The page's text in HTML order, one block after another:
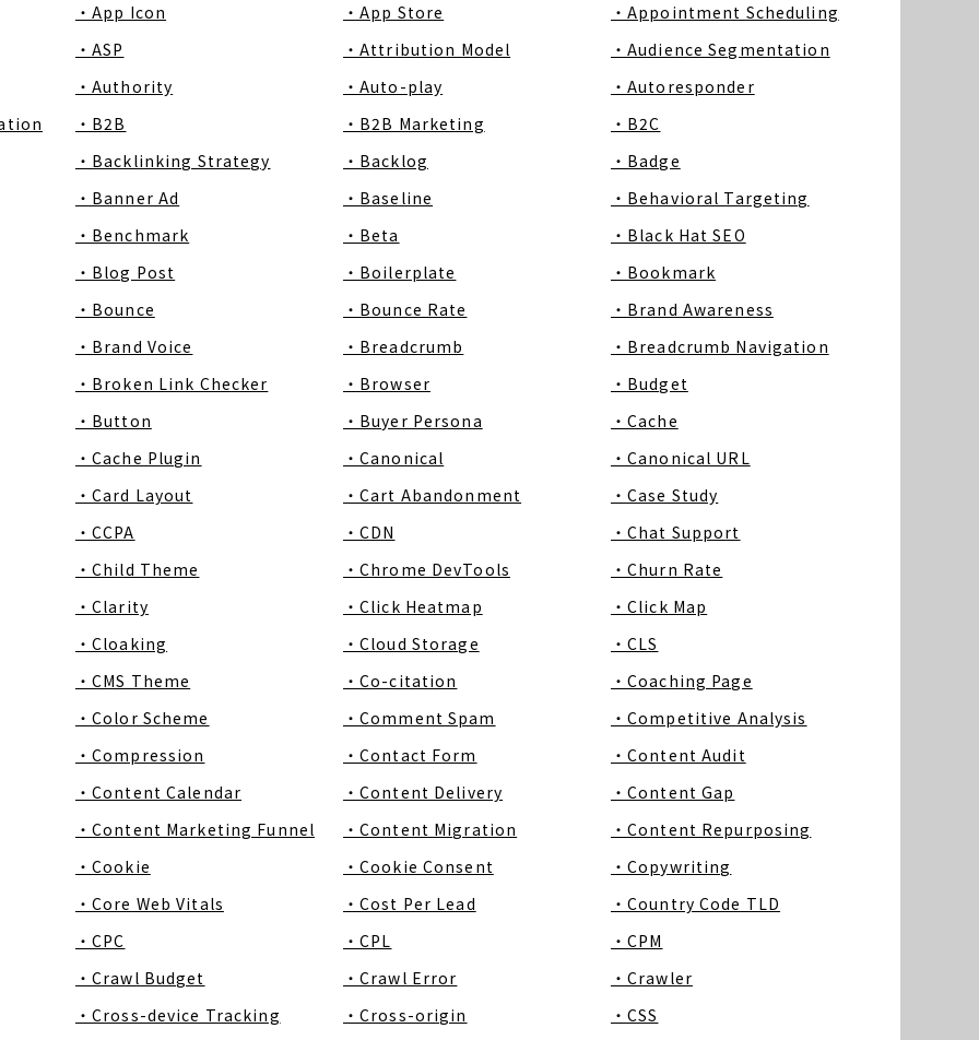
・App Icon
・App Store
・Appointment Scheduling
・ASP
・Attribution Model
・Audience Segmentation
・Authority
・Auto-play
・Autoresponder
・B2B ・B2B Marketing
・B2C
・Backlinking Strategy
・Backlog
・Badge
・Banner Ad
・Baseline
・Behavioral Targeting
・Benchmark
・Beta
・Black Hat SEO
・Blog Post
・Boilerplate
・Bookmark
・Bounce
・Bounce Rate
・Brand Awareness
・Brand Voice
・Breadcrumb
・Breadcrumb Navigation
・Broken Link Checker
・Browser
・Budget
・Button
・Buyer Persona
・Cache
・Cache Plugin
・Canonical
・Canonical URL
・Card Layout
・Cart Abandonment
・Case Study
・CCPA
・CDN
・Chat Support
・Child Theme
・Chrome DevTools
・Churn Rate
・Clarity
・Click Heatmap
・Click Map
・Cloaking
・Cloud Storage
・CLS
・CMS Theme
・Co-citation
・Coaching Page
・Color Scheme
・Comment Spam
・Competitive Analysis
・Compression
・Contact Form
・Content Audit
・Content Calendar
・Content Delivery
・Content Gap
・Content Marketing Funnel
・Content Migration
・Content Repurposing
・Cookie
・Cookie Consent
・Copywriting
・Core Web Vitals
・Cost Per Lead
・Country Code TLD
・CPC
・CPL
・CPM
・Crawl Budget
・Crawl Error
・Crawler
・Cross-device Tracking
・Cross-origin
・CSS